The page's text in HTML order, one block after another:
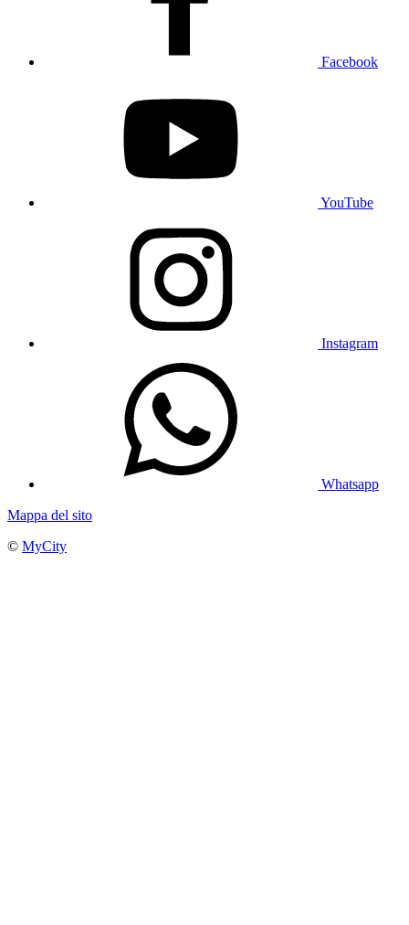
Facebook
YouTube
Instagram
Whatsapp
Mappa del sito
© MyCity